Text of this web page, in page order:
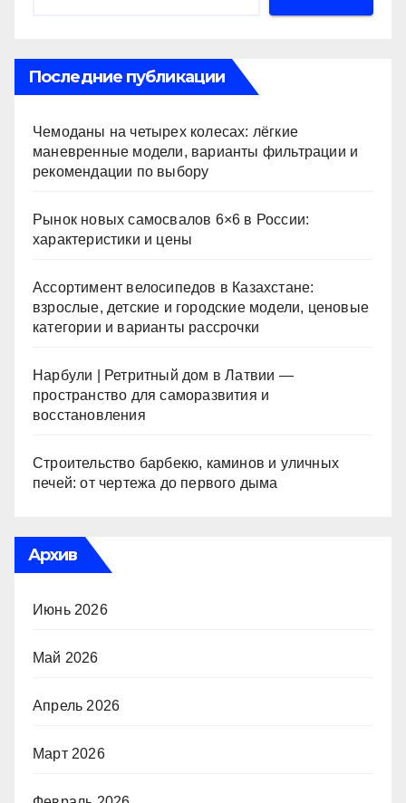
Последние публикации
Чемоданы на четырех колесах: лёгкие
маневренные модели, варианты фильтрации и
рекомендации по выбору
Рынок новых самосвалов 6×6 в России:
характеристики и цены
Ассортимент велосипедов в Казахстане:
взрослые, детские и городские модели, ценовые
категории и варианты рассрочки
Нарбули | Ретритный дом в Латвии —
пространство для саморазвития и
восстановления
Строительство барбекю, каминов и уличных
печей: от чертежа до первого дыма
Архив
Июнь 2026
Май 2026
Апрель 2026
Март 2026